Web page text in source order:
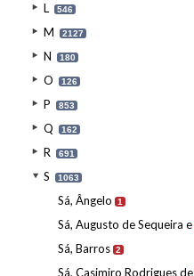
L 546
M 2127
N 180
O 126
P 853
Q 162
R 691
S 1063
Sá, Ângelo 1
Sá, Augusto de Sequeira e
Sá, Barros 2
Sá, Casimiro Rodrigues de